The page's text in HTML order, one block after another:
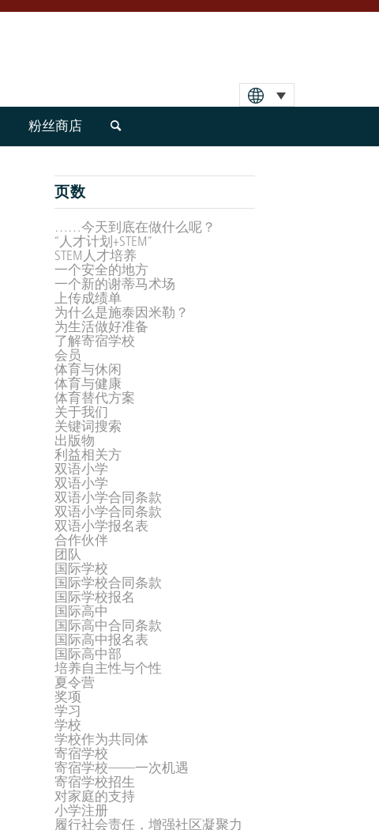
粉丝商店
页数
……今天到底在做什么呢？
“人才计划+STEM”
STEM人才培养
一个安全的地方
一个新的谢蒂马术场
上传成绩单
为什么是施泰因米勒？
为生活做好准备
了解寄宿学校
会员
体育与休闲
体育与健康
体育替代方案
关于我们
关键词搜索
出版物
利益相关方
双语小学
双语小学
双语小学合同条款
双语小学合同条款
双语小学报名表
合作伙伴
团队
国际学校
国际学校合同条款
国际学校报名
国际高中
国际高中合同条款
国际高中报名表
国际高中部
培养自主性与个性
夏令营
奖项
学习
学校
学校作为共同体
寄宿学校
寄宿学校——一次机遇
寄宿学校招生
对家庭的支持
小学注册
履行社会责任，增强社区凝聚力